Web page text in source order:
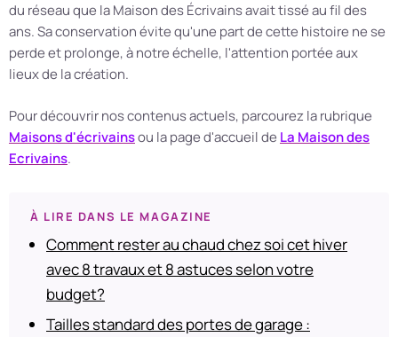
du réseau que la Maison des Écrivains avait tissé au fil des
ans. Sa conservation évite qu'une part de cette histoire ne se
perde et prolonge, à notre échelle, l'attention portée aux
lieux de la création.
Pour découvrir nos contenus actuels, parcourez la rubrique
Maisons d'écrivainsou la page d'accueil de La Maison des
Ecrivains.
À LIRE DANS LE MAGAZINE
Comment rester au chaud chez soi cet hiver
avec 8 travaux et 8 astuces selon votre
budget?
Tailles standard des portes de garage :